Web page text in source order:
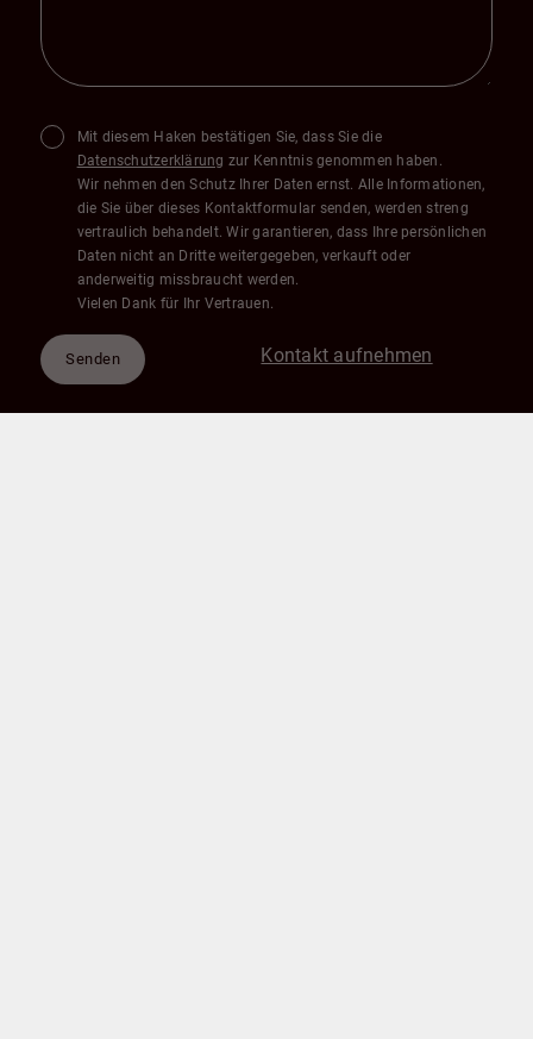
Kontakt aufnehmen
Mit diesem Haken bestätigen Sie, dass Sie die
Datenschutzerklärung zur Kenntnis genommen haben.
Wir nehmen den Schutz Ihrer Daten ernst. Alle Informationen,
die Sie über dieses Kontaktformular senden, werden streng
vertraulich behandelt. Wir garantieren, dass Ihre persönlichen
Daten nicht an Dritte weitergegeben, verkauft oder
anderweitig missbraucht werden.
Vielen Dank für Ihr Vertrauen.
Senden